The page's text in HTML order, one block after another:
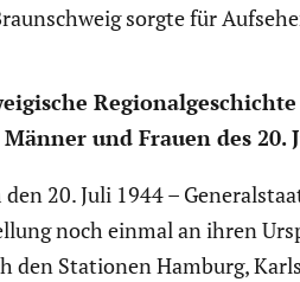
sorgte für
Männer und Frauen des
20. Juli 1944 –
noch einmal an ihren
den Stationen Hamburg,